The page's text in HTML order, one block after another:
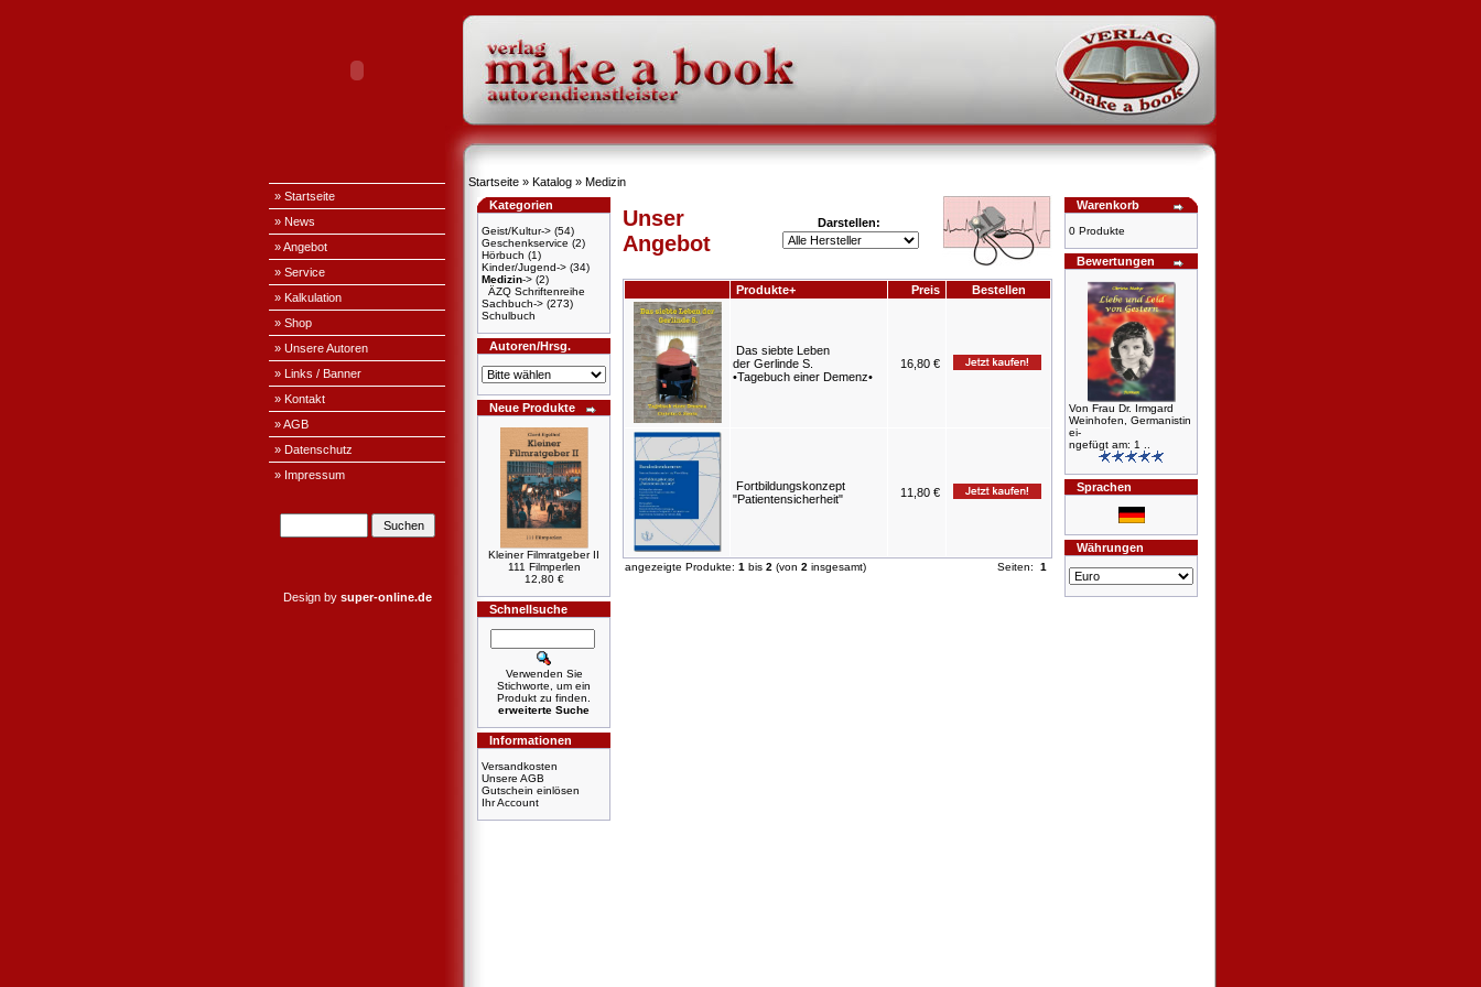
» Startseite
» News
» Angebot
» Service
» Kalkulation
» Shop
» Unsere Autoren
» Links / Banner
» Kontakt
» AGB
» Datenschutz
» Impressum
Design by super-online.de
Startseite » Katalog » Medizin
Kategorien
Geist/Kultur-> (54)
Geschenkservice (2)
Hörbuch (1)
Kinder/Jugend-> (34)
Medizin-> (2)
ÄZQ Schriftenreihe
Sachbuch-> (273)
Schulbuch
Autoren/Hrsg.
Neue Produkte
Kleiner Filmratgeber II
111 Filmperlen
12,80 €
Schnellsuche
Verwenden Sie
Stichworte, um ein
Produkt zu finden.
erweiterte Suche
Informationen
Versandkosten
Unsere AGB
Gutschein einlösen
Ihr Account
Unser
Angebot
Darstellen:
Produkte+ Preis Bestellen
Das siebte Leben
der Gerlinde S.
•Tagebuch einer Demenz•
16,80 €
Fortbildungskonzept
"Patientensicherheit"
11,80 €
angezeigte Produkte: 1 bis 2 (von 2 insgesamt) Seiten: 1
Warenkorb
0 Produkte
Bewertungen
Von Frau Dr. Irmgard
Weinhofen, Germanistin
ei-
ngefügt am: 1 ..
Sprachen
Währungen